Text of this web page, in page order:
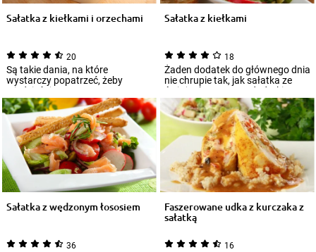
Sałatka z kiełkami i orzechami
20
Są takie dania, na które
wystarczy popatrzeć, żeby
wiedzieć, że są pyszne. Kuszą
soczystymi kolor...
Sałatka z kiełkami
18
Żaden dodatek do głównego dnia
nie chrupie tak, jak sałatka ze
świeżych warzyw z dodatkiem
kiełkó...
Sałatka z wędzonym łososiem
36
Faszerowane udka z kurczaka z
sałatką
16